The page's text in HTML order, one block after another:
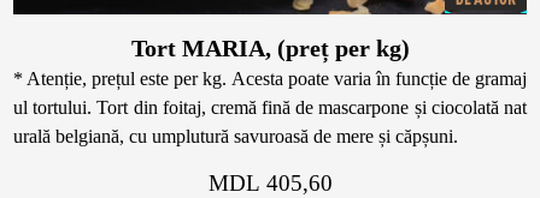
Tort MARIA, (preț per kg)
* Atenție, prețul este per kg. Acesta poate varia în funcție de gramaj
ul tortului. Tort din foitaj, cremă fină de mascarpone și ciocolată nat
urală belgiană, cu umplutură savuroasă de mere și căpșuni.
MDL 405,60